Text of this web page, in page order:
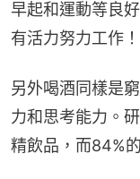
早起和運動等良
有活力努力工作！
另外喝酒同樣是
力和思考能力。
精飲品，而84%